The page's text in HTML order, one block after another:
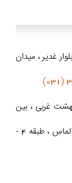
غدیر ، میدان
غربی ، بین
گلزار و ملک ، جنب کوچه 16 ، ساختمان الماس ، طبقه 4 -